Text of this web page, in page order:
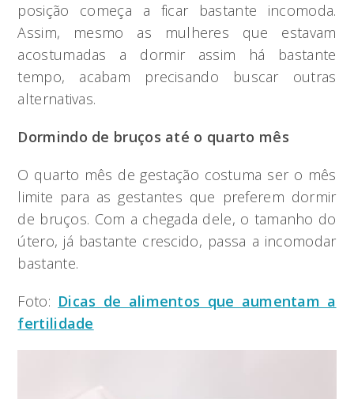
posição começa a ficar bastante incomoda.
Assim, mesmo as mulheres que estavam
acostumadas a dormir assim há bastante
tempo, acabam precisando buscar outras
alternativas.
Dormindo de bruços até o quarto mês
O quarto mês de gestação costuma ser o mês
limite para as gestantes que preferem dormir
de bruços. Com a chegada dele, o tamanho do
útero, já bastante crescido, passa a incomodar
bastante.
Foto: Dicas de alimentos que aumentam a
fertilidade